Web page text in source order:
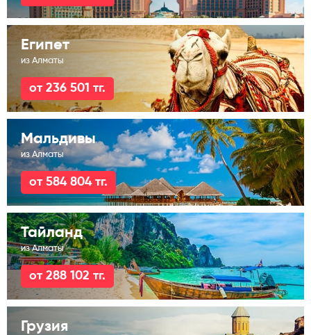
Египет
из Алматы
от 236 501 тг.
Мальдивы
из Алматы
от 584 804 тг.
Тайланд
из Алматы
от 288 102 тг.
Грузия